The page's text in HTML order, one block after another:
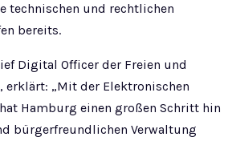
technischen und rechtlichen
bereits.
Digital Officer der Freien und
erklärt: „Mit der Elektronischen
Hamburg einen großen Schritt hin
bürgerfreundlichen Verwaltung